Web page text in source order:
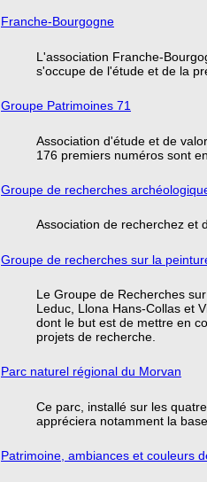
Franche-Bourgogne
L'association Franche-
s'occupe de l'étude et de la
Groupe Patrimoines 71
Association d'étude et de
176 premiers numéros sont
Groupe de recherches
Association de recherchez et
Groupe de recherches sur la
Le Groupe de Recherches
Leduc, Llona Hans-Collas et
dont le but est de mettre en
projets de recherche.
Parc naturel régional du Morvan
Ce parc, installé sur les
appréciera notamment la
Patrimoine, ambiances et couleurs